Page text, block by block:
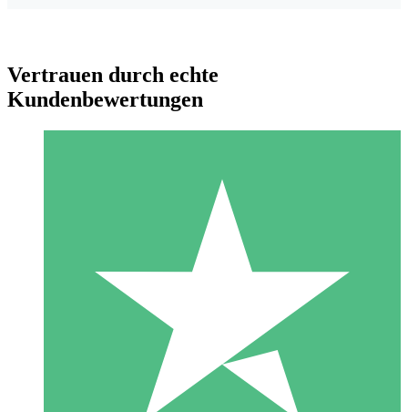
Individuelle Credit-Pakete
Zahlen Sie nach Bedarf mit Download-Credits. Keine
monatliche Verpflichtung erforderlich.
10 00
Vertrauen durch echte
Kundenbewertungen